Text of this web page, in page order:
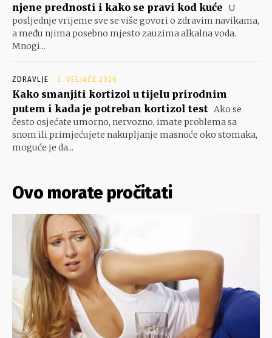
njene prednosti i kako se pravi kod kuće U
posljednje vrijeme sve se više govori o zdravim navikama,
a među njima posebno mjesto zauzima alkalna voda.
Mnogi...
ZDRAVLJE 3. VELJAČE 2026.
Kako smanjiti kortizol u tijelu prirodnim
putem i kada je potreban kortizol test Ako se
često osjećate umorno, nervozno, imate problema sa
snom ili primjećujete nakupljanje masnoće oko stomaka,
moguće je da...
Ovo morate pročitati